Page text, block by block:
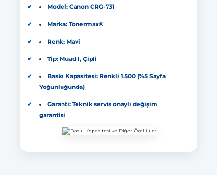
Model: Canon CRG-731
Marka: Tonermax®
Renk: Mavi
Tip: Muadil, Çipli
Baskı Kapasitesi: Renkli 1.500 (%5 Sayfa
Yoğunluğunda)
Garanti: Teknik servis onaylı değişim
garantisi